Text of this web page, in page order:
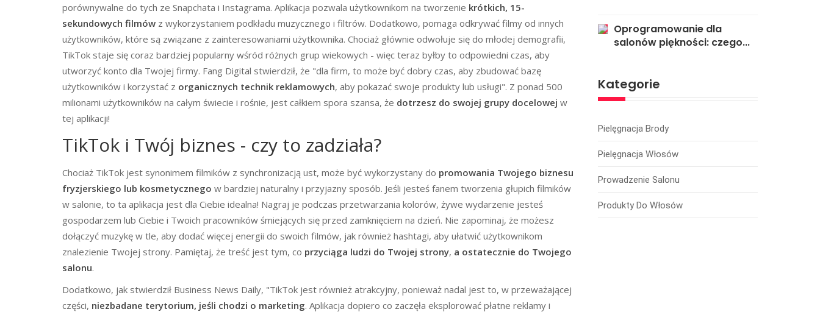
porównywalne do tych ze Snapchata i Instagrama. Aplikacja pozwala użytkownikom na tworzenie krótkich, 15-
sekundowych filmów z wykorzystaniem podkładu muzycznego i filtrów. Dodatkowo, pomaga odkrywać filmy od innych
użytkowników, które są związane z zainteresowaniami użytkownika. Chociaż głównie odwołuje się do młodej demografii,
TikTok staje się coraz bardziej popularny wśród różnych grup wiekowych - więc teraz byłby to odpowiedni czas, aby
utworzyć konto dla Twojej firmy. Fang Digital stwierdził, że "dla firm, to może być dobry czas, aby zbudować bazę
użytkowników i korzystać z organicznych technik reklamowych, aby pokazać swoje produkty lub usługi". Z ponad 500
milionami użytkowników na całym świecie i rośnie, jest całkiem spora szansa, że dotrzesz do swojej grupy docelowej w
tej aplikacji!
TikTok i Twój biznes - czy to zadziała?
Chociaż TikTok jest synonimem filmików z synchronizacją ust, może być wykorzystany do promowania Twojego biznesu
fryzjerskiego lub kosmetycznego w bardziej naturalny i przyjazny sposób. Jeśli jesteś fanem tworzenia głupich filmików
w salonie, to ta aplikacja jest dla Ciebie idealna! Nagraj je podczas przetwarzania kolorów, żywe wydarzenie jesteś
gospodarzem lub Ciebie i Twoich pracowników śmiejących się przed zamknięciem na dzień. Nie zapominaj, że możesz
dołączyć muzykę w tle, aby dodać więcej energii do swoich filmów, jak również hashtagi, aby ułatwić użytkownikom
znalezienie Twojej strony. Pamiętaj, że treść jest tym, co przyciąga ludzi do Twojej strony, a ostatecznie do Twojego
salonu.
Dodatkowo, jak stwierdził Business News Daily, "TikTok jest również atrakcyjny, ponieważ nadal jest to, w przeważającej
części, niezbadane terytorium, jeśli chodzi o marketing. Aplikacja dopiero co zaczęła eksplorować płatne reklamy i
Oprogramowanie dla
salonów piękności: czego...
Kategorie
Pielęgnacja Brody
Pielęgnacja Włosów
Prowadzenie Salonu
Produkty Do Włosów